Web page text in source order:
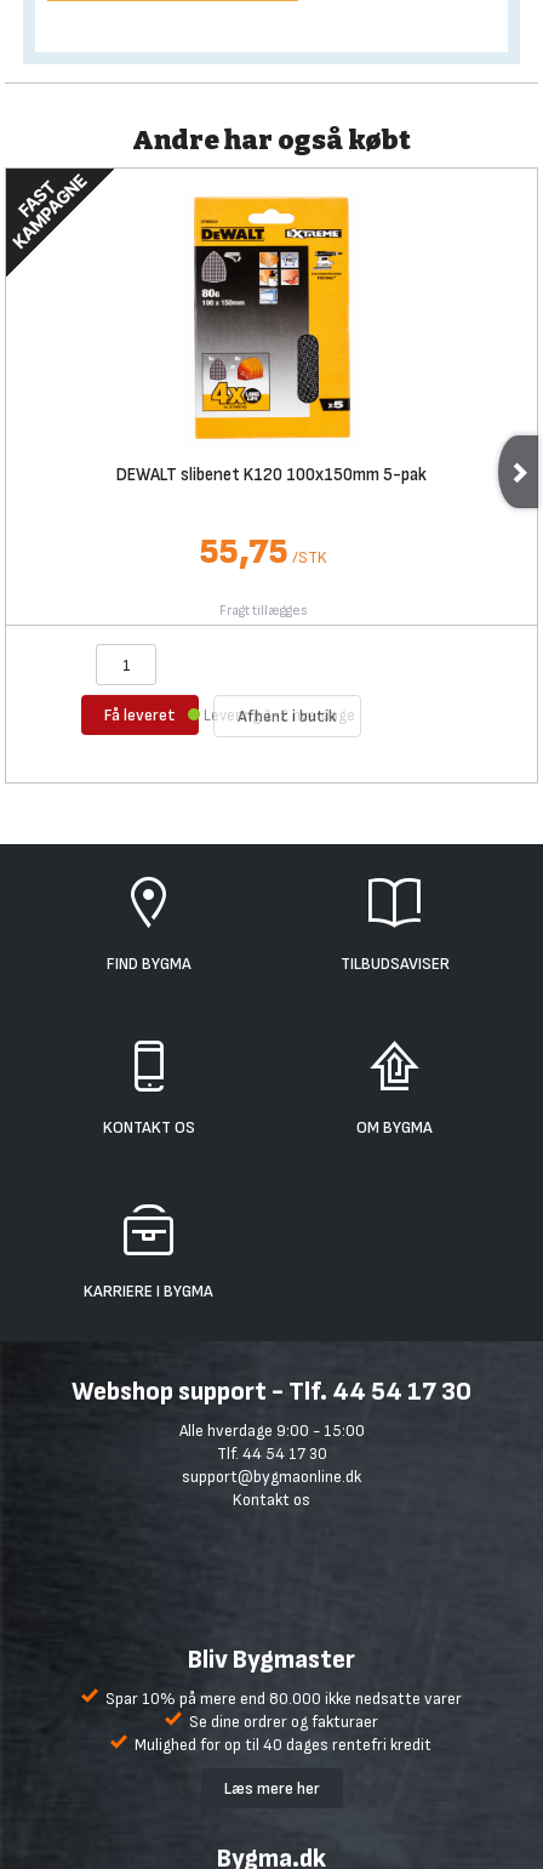
Andre har også købt
DEWALT slibenet K120 100x150mm 5-pak
55,75 /STK
Fragt tillægges
Få leveret Afhent i butik
Levering 1-2 hverdage
FIND BYGMA TILBUDSAVISER
KONTAKT OS OM BYGMA
KARRIERE I BYGMA
Webshop support - Tlf. 44 54 17 30
Alle hverdage 9:00 - 15:00
Tlf. 44 54 17 30
support@bygmaonline.dk
Kontakt os
Bliv Bygmaster
Spar 10% på mere end 80.000 ikke nedsatte varer
Se dine ordrer og fakturaer
Mulighed for op til 40 dages rentefri kredit
Læs mere her
Bygma.dk